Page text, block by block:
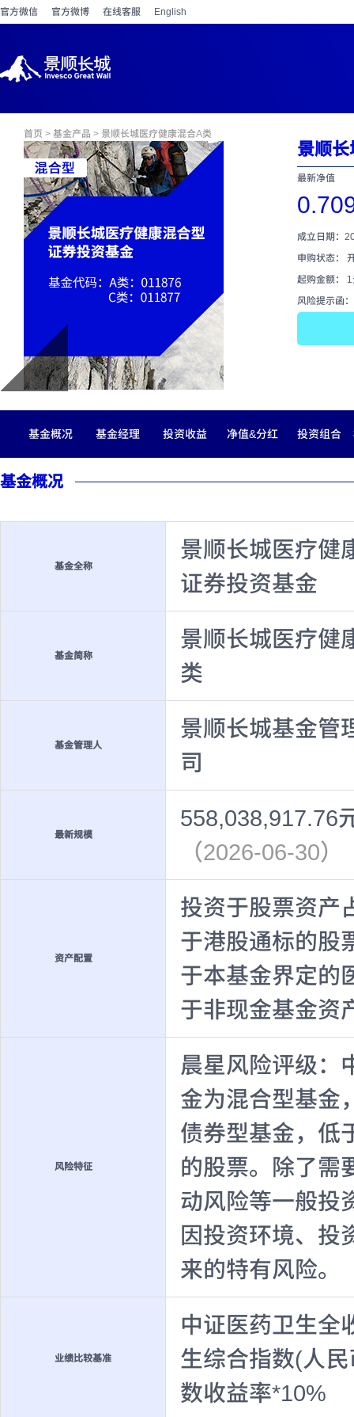
官方微信 官方微博 在线客服 English
首页 > 基金产品 > 景顺长城医疗健康混合A类
景顺长
最新净值
成立日期：
申购状态：
起购金额：
风险提示函：
基金概况 基金经理 投资收益 净值&分红 投资组合
基金概况
基金全称
景顺长城医疗健
证券投资基金
基金简称
景顺长城医疗健
类
基金管理人
景顺长城基金管
司
最新规模
558,038,917.76
（2026-06-30）
资产配置
投资于股票资产
于港股通标的股
于本基金界定的
于非现金基金资
风险特征
晨星风险评级：
金为混合型基金
债券型基金，低
的股票。除了需
动风险等一般投
因投资环境、投
来的特有风险。
业绩比较基准
中证医药卫生全
生综合指数(人
数收益率*10%